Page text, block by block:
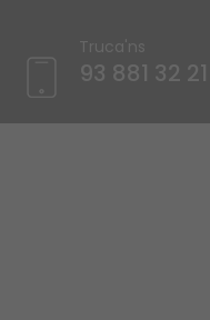
Truca'ns
93 881 32 21